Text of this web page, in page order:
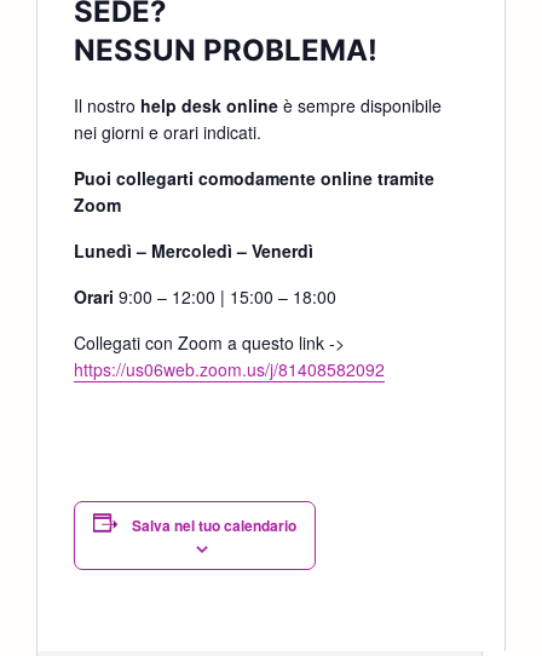
SEDE?
NESSUN PROBLEMA!
Il nostro help desk online è sempre disponibile
nei giorni e orari indicati.
Puoi collegarti comodamente online tramite
Zoom
Lunedì – Mercoledì – Venerdì
Orari 9:00 – 12:00 | 15:00 – 18:00
Collegati con Zoom a questo link ->
https://us06web.zoom.us/j/81408582092
Salva nel tuo calendario